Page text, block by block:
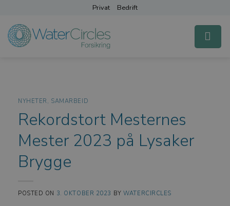
content
Privat Bedrift
NYHETER , SAMARBEID
Rekordstort Mesternes
Mester 2023 på Lysaker
Brygge
POSTED ON 3. OKTOBER 2023 BYWATERCIRCLES